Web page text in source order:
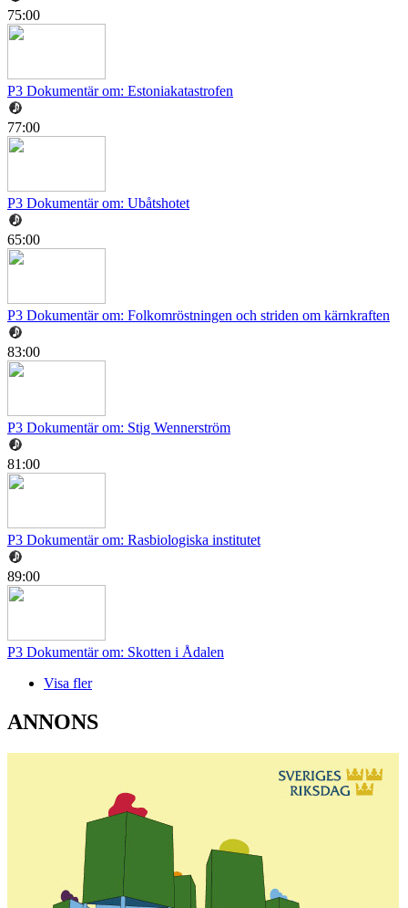
75:00
P3 Dokumentär om: Estoniakatastrofen
77:00
P3 Dokumentär om: Ubåtshotet
65:00
P3 Dokumentär om: Folkomröstningen och striden om kärnkraften
83:00
P3 Dokumentär om: Stig Wennerström
81:00
P3 Dokumentär om: Rasbiologiska institutet
89:00
P3 Dokumentär om: Skotten i Ådalen
Visa fler
ANNONS